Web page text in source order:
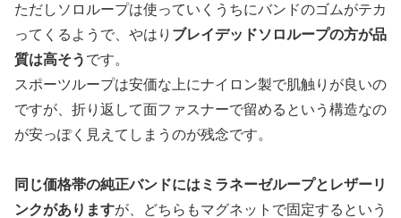
ただしソロループは使っていくうちにバンドのゴムがテカ
ってくるようで、やはり ブレイデッドソロループの方が品
質は高そう です。
スポーツループは安価な上にナイロン製で肌触りが良いの
ですが、折り返して面ファスナーで留めるという構造なの
が安っぽく見えてしまうのが残念です。
同じ価格帯の純正バンドにはミラネーゼループとレザーリ
ンクがありますが、どちらもマグネットで固定するという